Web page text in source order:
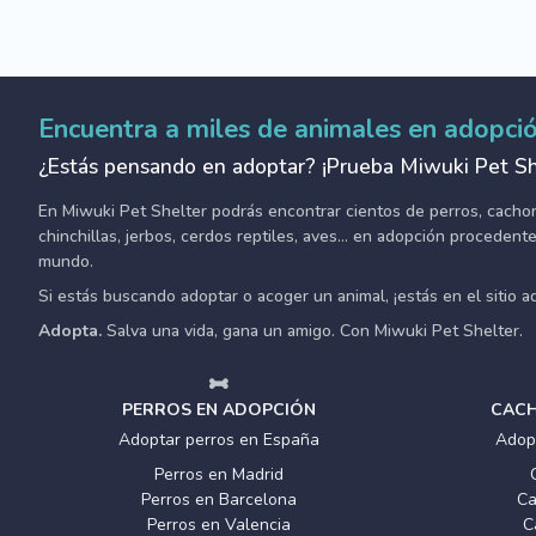
Encuentra a miles de animales en
¿Estás pensando en adoptar? ¡Prueba Miwuki Pet
En Miwuki Pet Shelter podrás encontrar cientos de perros,
chinchillas, jerbos, cerdos reptiles, aves... en adopción
mundo.
Si estás buscando adoptar o acoger un animal, ¡estás en el sitio
Adopta. Salva una vida, gana un amigo. Con Miwuki Pet Shelter.
PERROS EN ADOPCIÓN
Adoptar perros en España
Perros en Madrid
Perros en Barcelona
Perros en Valencia